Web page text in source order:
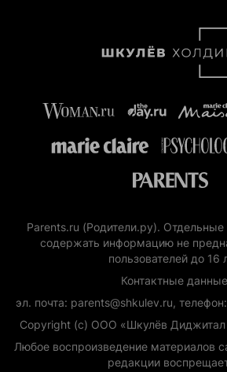
Parents.ru (Родители.ру).
содержать информацию не
пользователей до 16
Контактные
эл. почта: parents@shkulev.ru,
Copyright (с) ООО «Шкулёв Диджитал
Любое воспроизведение материалов
редакции